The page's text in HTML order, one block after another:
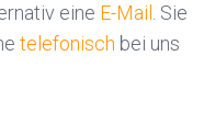
eine E-Mail
. Sie
telefonisch bei uns